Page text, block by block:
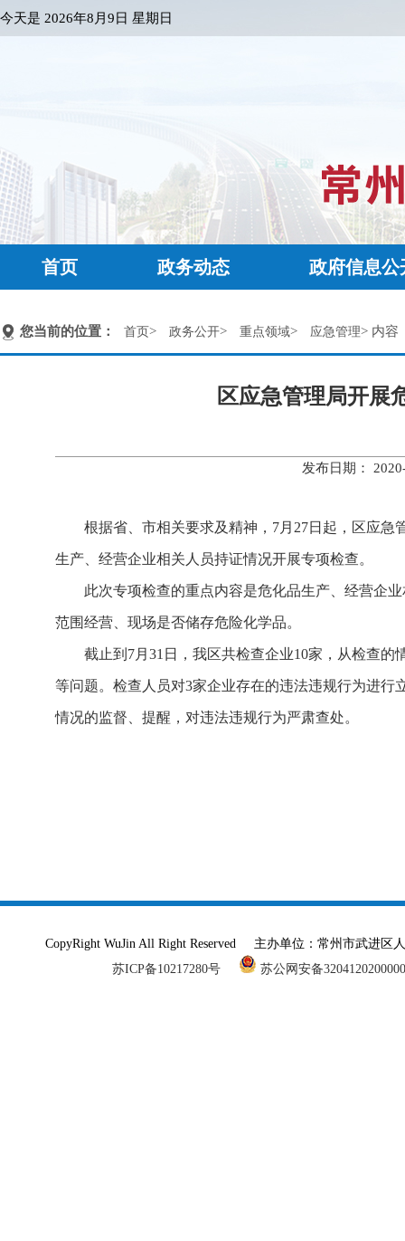
今天是 2026年8月9日 星期日
首页 政务动态 政府信息公
您当前的位置： 首页> 政务公开> 重点领域> 应急管理> 内容
区应急管理局开展
发布日期：
根据省、市相关要求及精神，7月27日起，区应
生产、经营企业相关人员持证情况开展专项检查。
此次专项检查的重点内容是危化品生产、经营企
范围经营、现场是否储存危险化学品。
截止到7月31日，我区共检查企业10家，从检查
等问题。检查人员对3家企业存在的违法违规行为进
情况的监督、提醒，对违法违规行为严肃查处。
CopyRight WuJin All Right Reserved 主办单位：常州市武进
苏ICP备10217280号
苏公网安备